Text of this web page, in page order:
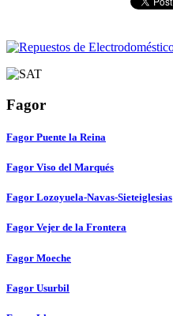
Fagor
Fagor Puente la Reina
Fagor Viso del Marqués
Fagor Lozoyuela-Navas-Sieteiglesias
Fagor Vejer de la Frontera
Fagor Moeche
Fagor Usurbil